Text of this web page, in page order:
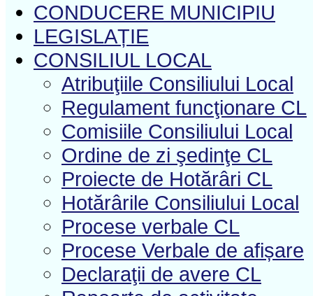
CONDUCERE MUNICIPIU
LEGISLAȚIE
CONSILIUL LOCAL
Atribuţiile Consiliului Local
Regulament funcţionare CL
Comisiile Consiliului Local
Ordine de zi şedinţe CL
Proiecte de Hotărâri CL
Hotărârile Consiliului Local
Procese verbale CL
Procese Verbale de afișare
Declaraţii de avere CL